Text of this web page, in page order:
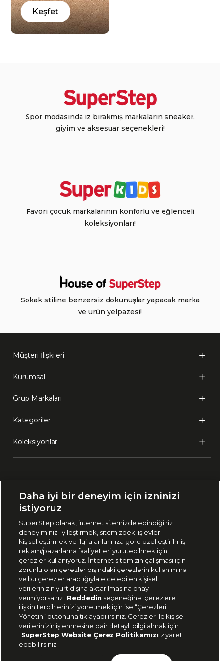
Keşfet
Spor modasında iz bırakmış markaların sneaker,
giyim ve aksesuar seçenekleri!
Favori çocuk markalarının konforlu ve eğlenceli
koleksiyonları!
Sokak stiline benzersiz dokunuşlar yapacak marka
ve ürün yelpazesi!
Müşteri İlişkileri
Kurumsal
Grup Markaları
Kategoriler
Koleksiyonlar
🇹🇷 Türkiye
444 37 36
Uygulamadan Takip Edin
Bizi Takip Edin
Daha iyi bir deneyim için izninizi
istiyoruz
SuperStep olarak, internet sitemizde edindiğiniz
deneyiminizi iyileştirmek, sitemizdeki işlevleri
kişiselleştirmek ve ilgi alanlarınıza göre özelleştirilmiş
reklam/pazarlama faaliyetleri yürütebilmek için
çerezler kullanıyoruz. İnternet sitemizin çalışması için
zorunlu olan çerezler dışındaki çerezlerin kullanımına
ve bu çerezler aracılığıyla elde edilen kişisel
verilerinizin yurt dışına aktarılmasına onay
vermiyorsanız Reddedin seçeneğine; çerezlere
ilişkin tercihlerinizi yönetmek için ise “Çerezleri
Yönetin” butonuna tıklayabilirsiniz. Çerezler ile kişisel
verilerinizin işlenmesine dair detaylı bilgi almak için
SuperStep Website Çerez Politikamızı ziyaret
edebilirsiniz.